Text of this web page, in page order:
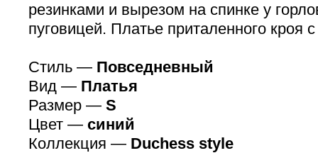
резинками и вырезом на спинке у
пуговицей. Платье приталенного кроя
Стиль — Повседневный
Вид — Платья
Размер — S
Цвет — синий
Коллекция — Duchess style